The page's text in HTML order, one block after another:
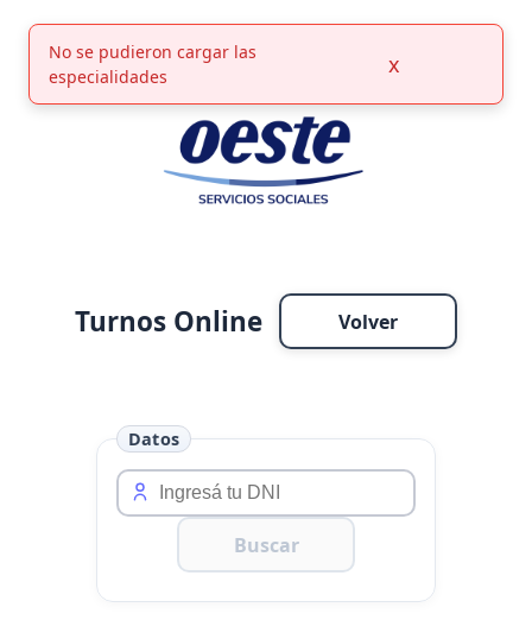
No se pudieron cargar las
especialidades
x
Turnos Online Volver
Datos
Buscar